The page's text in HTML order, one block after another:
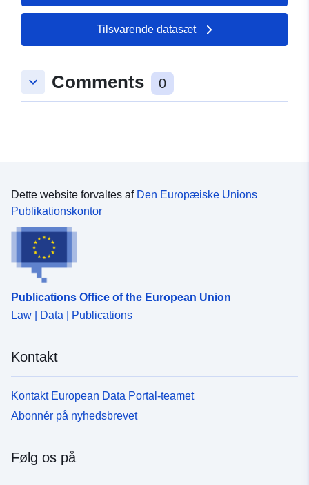
7.52127, 50.3237 ], [
Type: Polygon
Rumlig
ressource:
Tilsvarende datasæt
keyboard_arrow_down Comments 0
Dette website forvaltes af Den Europæiske Unions
Publikationskontor
Publications Office of the European Union
Law | Data | Publications
Kontakt
Kontakt European Data Portal-teamet
Abonnér på nyhedsbrevet
Følg os på